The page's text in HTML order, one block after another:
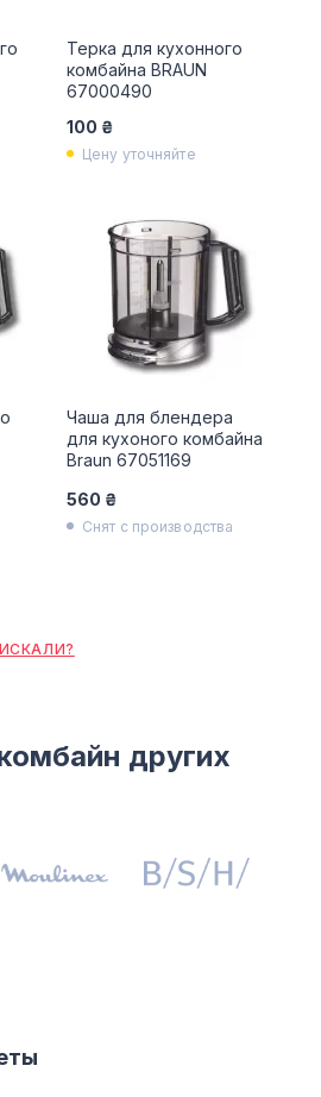
Терка для кухонного
комбайна BRAUN
67000490
100 ₴
Цену уточняйте
Чаша для блендера
для кухоного комбайна
Braun 67051169
560 ₴
Снят с производства
других